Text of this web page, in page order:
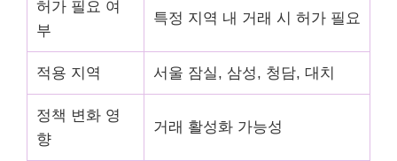
허가 필요 여
부
특정 지역 내 거래 시 허가 필요
적용 지역 서울 잠실, 삼성, 청담, 대치
정책 변화 영
향
거래 활성화 가능성